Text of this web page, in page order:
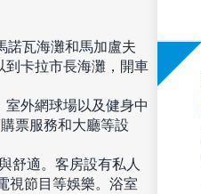
諾瓦海灘和馬加盧夫
卡拉市長海灘，開車
外網球場以及健身中
票服務和大廳等設
舒適。客房設有私人
視節目等娛樂。浴室